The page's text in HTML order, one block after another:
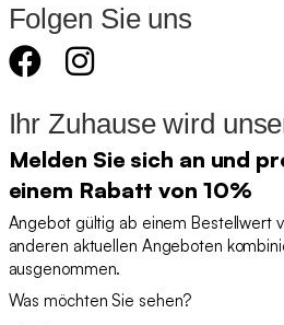
Folgen Sie uns
Ihr Zuhause wird
Melden Sie sich an und
einem Rabatt von 10%
Angebot gültig ab einem Bestellwert
anderen aktuellen Angeboten
ausgenommen.
Was möchten Sie sehen?